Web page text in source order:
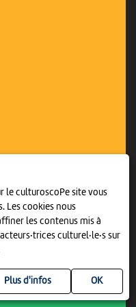
le culturoscoPe site vous
Les cookies nous
les contenus mis à
culturel·le·s sur
Plus d'infos